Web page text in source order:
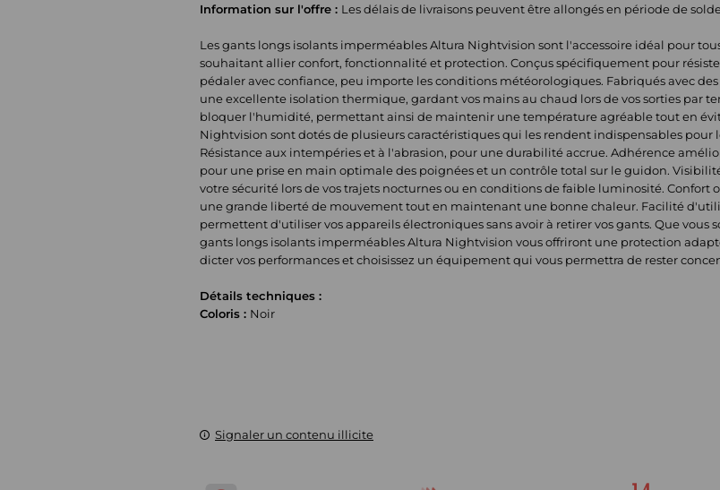
Information sur l'offre : Les délais de livraisons peuvent être allongés en période de
Les gants longs isolants imperméables Altura Nightvision sont l'accessoire idéal pour
souhaitant allier confort, fonctionnalité et protection. Conçus spécifiquement pour
pédaler avec confiance, peu importe les conditions météorologiques. Fabriqués avec
une excellente isolation thermique, gardant vos mains au chaud lors de vos sorties par
bloquer l'humidité, permettant ainsi de maintenir une température agréable tout en
Nightvision sont dotés de plusieurs caractéristiques qui les rendent indispensables pour
Résistance aux intempéries et à l'abrasion, pour une durabilité accrue. Adhérence
pour une prise en main optimale des poignées et un contrôle total sur le guidon.
votre sécurité lors de vos trajets nocturnes ou en conditions de faible luminosité.
une grande liberté de mouvement tout en maintenant une bonne chaleur. Facilité
permettent d'utiliser vos appareils électroniques sans avoir à retirer vos gants. Que vous
gants longs isolants imperméables Altura Nightvision vous offriront une protection
dicter vos performances et choisissez un équipement qui vous permettra de rester
Détails techniques :
Coloris : Noir
Signaler un contenu illicite